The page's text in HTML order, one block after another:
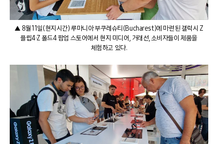
▲ 8월 11일(현지시간) 루마니아 부쿠레슈티(Bucharest)에 마련된 갤럭시 Z
플립4·Z 폴드4 팝업 스토어에서 현지 미디어, 거래선, 소비자들이 제품을
체험하고 있다.